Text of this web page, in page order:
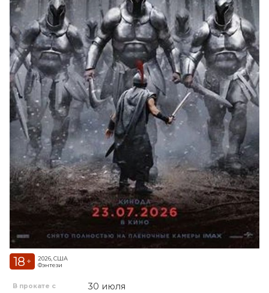
18 +
2026, США
Фэнтези
В прокате с 30 июля